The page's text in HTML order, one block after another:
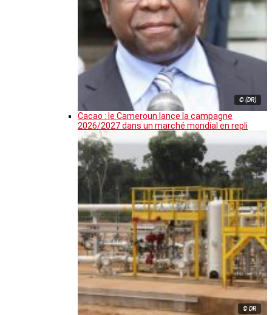
© (DR)
Cacao : le Cameroun lance la campagne
2026/2027 dans un marché mondial en repli
© DR